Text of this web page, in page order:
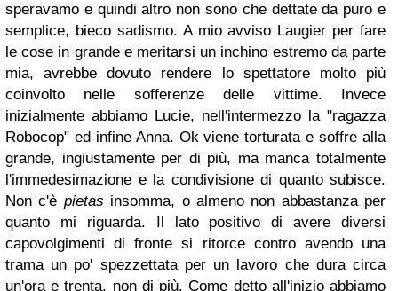
speravamo e quindi altro non sono che dettate da puro e
semplice, bieco sadismo. A mio avviso Laugier per fare
le cose in grande e meritarsi un inchino estremo da parte
mia, avrebbe dovuto rendere lo spettatore molto più
coinvolto nelle sofferenze delle vittime. Invece
inizialmente abbiamo Lucie, nell'intermezzo la "ragazza
Robocop" ed infine Anna. Ok viene torturata e soffre alla
grande, ingiustamente per di più, ma manca totalmente
l'immedesimazione e la condivisione di quanto subisce.
Non c'è pietas insomma, o almeno non abbastanza per
quanto mi riguarda. Il lato positivo di avere diversi
capovolgimenti di fronte si ritorce contro avendo una
trama un po' spezzettata per un lavoro che dura circa
un'ora e trenta, non di più. Come detto all'inizio abbiamo